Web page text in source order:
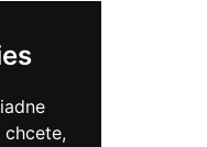
chcete,